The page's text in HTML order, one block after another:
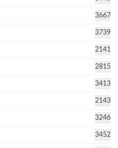
3667
3739
2141
2815
3413
2143
3246
3452